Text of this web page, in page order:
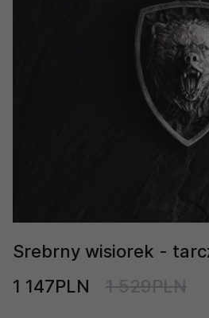
Srebrny wisiorek -
1 147PLN
1 529PLN